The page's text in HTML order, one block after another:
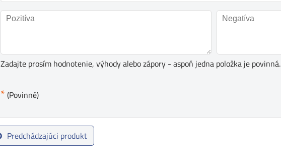
Zadajte prosím hodnotenie, výhody alebo zápory - aspoň jedna položka je povinná.
* (Povinné)
Predchádzajúci produkt